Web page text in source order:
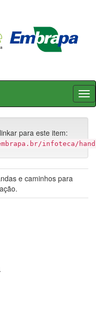
para este item:
infoteca/
e caminhos para